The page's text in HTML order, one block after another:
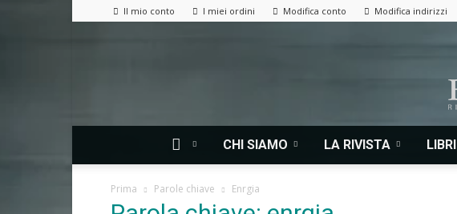
Il mio conto I miei ordini Modifica conto Modifica indirizzi
CHI SIAMO LA RIVISTA LIBRI
Prima Parole chiave Enrgia